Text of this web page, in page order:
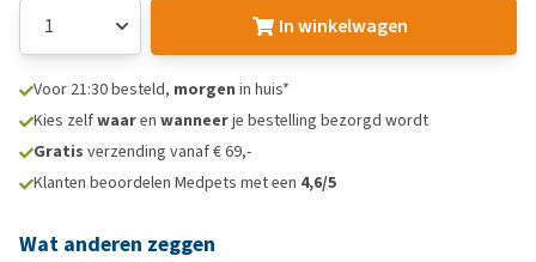
In winkelwagen
Voor 21:30 besteld, morgen in huis*
Kies zelfwaaren wanneerje bestelling bezorgd wordt
Gratis verzending vanaf € 69,-
Klanten beoordelen Medpets met een 4,6/5
Wat anderen zeggen